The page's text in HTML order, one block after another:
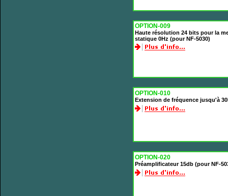
OPTION-009
Haute résolution 24 bits pour la
statique 0Hz (pour NF-5030)
OPTION-010
Extension de fréquence jusqu'à
OPTION-020
Préamplificateur 15db (pour NF-